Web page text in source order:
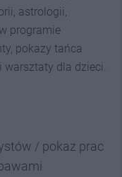
astrologii,
programie
pokazy tańca
dla dzieci.
/ pokaz prac